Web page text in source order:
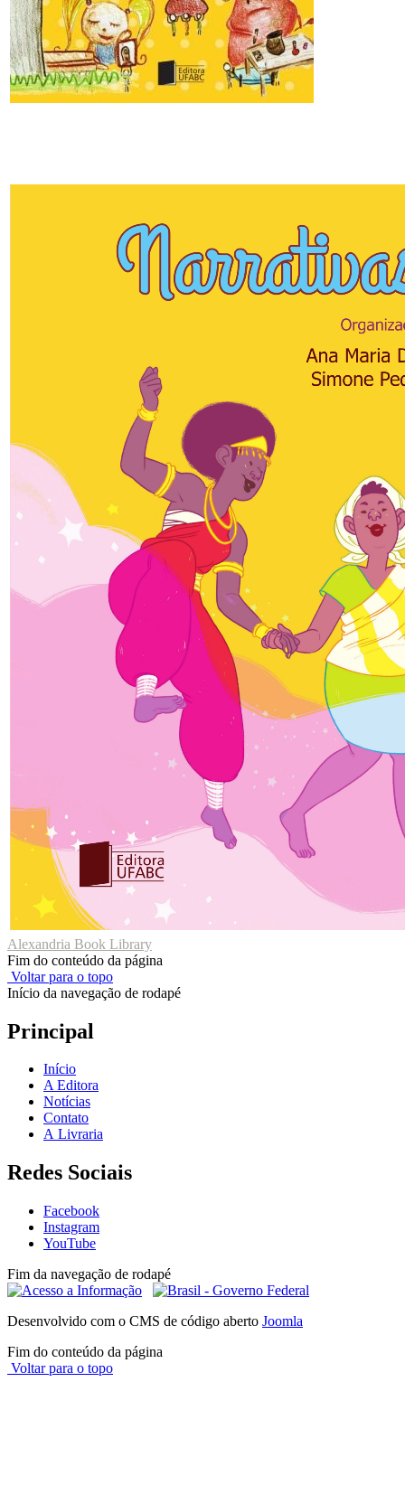
Alexandria Book Library
Fim do conteúdo da página
Voltar para o topo
Início da navegação de rodapé
Principal
Início
A Editora
Notícias
Contato
A Livraria
Redes Sociais
Facebook
Instagram
YouTube
Fim da navegação de rodapé
Desenvolvido com o CMS de código aberto Joomla
Fim do conteúdo da página
Voltar para o topo